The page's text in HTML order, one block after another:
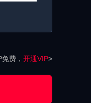
费， 开通VIP>